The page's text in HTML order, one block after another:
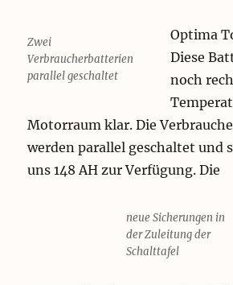
Zwei
Verbraucherbatterien
parallel geschaltet
Optima
Diese
noch
Motorraum klar. Die
werden parallel geschaltet und
uns 148 AH zur Verfügung. Die
neue Sicherungen in
der Zuleitung der
Schalttafel